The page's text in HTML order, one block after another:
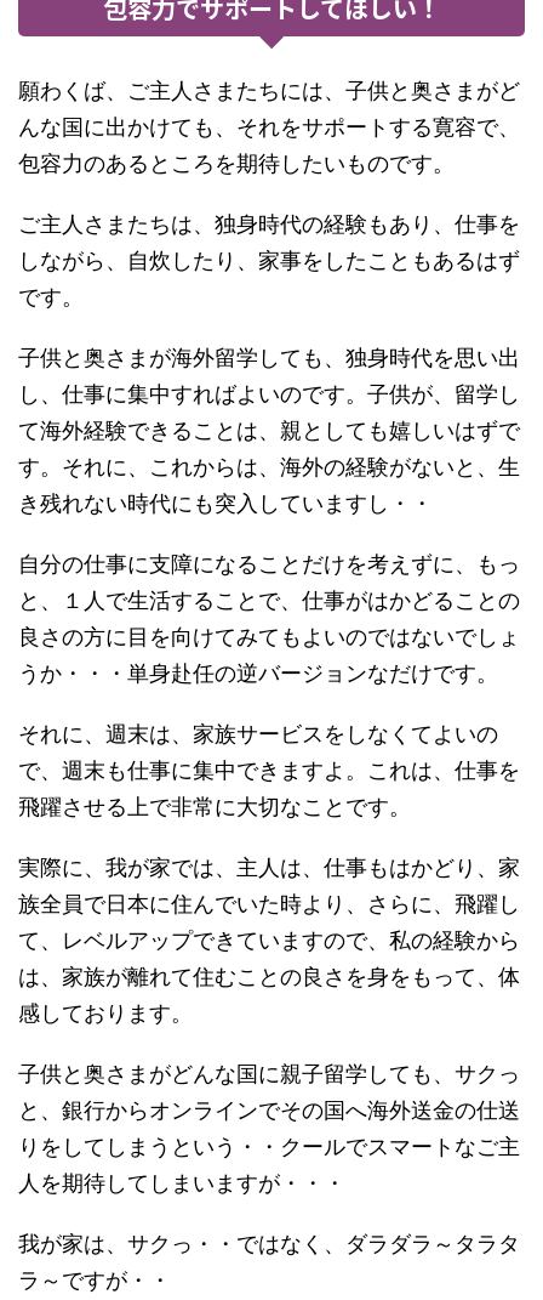
包容力でサポートしてほしい！
願わくば、ご主人さまたちには、子供と奥さまがど
んな国に出かけても、それをサポートする寛容で、
包容力のあるところを期待したいものです。
ご主人さまたちは、独身時代の経験もあり、仕事を
しながら、自炊したり、家事をしたこともあるはず
です。
子供と奥さまが海外留学しても、独身時代を思い出
し、仕事に集中すればよいのです。子供が、留学し
て海外経験できることは、親としても嬉しいはずで
す。それに、これからは、海外の経験がないと、生
き残れない時代にも突入していますし・・
自分の仕事に支障になることだけを考えずに、もっ
と、１人で生活することで、仕事がはかどることの
良さの方に目を向けてみてもよいのではないでしょ
うか・・・単身赴任の逆バージョンなだけです。
それに、週末は、家族サービスをしなくてよいの
で、週末も仕事に集中できますよ。これは、仕事を
飛躍させる上で非常に大切なことです。
実際に、我が家では、主人は、仕事もはかどり、家
族全員で日本に住んでいた時より、さらに、飛躍し
て、レベルアップできていますので、私の経験から
は、家族が離れて住むことの良さを身をもって、体
感しております。
子供と奥さまがどんな国に親子留学しても、サクっ
と、銀行からオンラインでその国へ海外送金の仕送
りをしてしまうという・・クールでスマートなご主
人を期待してしまいますが・・・
我が家は、サクっ・・ではなく、ダラダラ～タラタ
ラ～ですが・・